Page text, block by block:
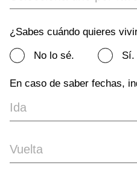
¿Sabes cuándo quieres
No lo sé. Sí.
En caso de saber fechas,